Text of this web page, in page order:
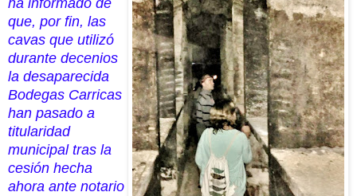
ha informado de
que, por fin, las
cavas que utilizó
durante decenios
la desaparecida
Bodegas Carricas
han pasado a
titularidad
municipal tras la
cesión hecha
ahora ante notario